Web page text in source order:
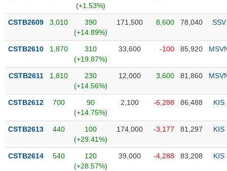
niêm
yết
Theo
dõi
biệt
được
quỹ
mục
ETF
(+1.53%)
CSTB2609 3,010
390
(+14.89%)
171,500 8,600 78,040 SSV
CSTB2610 1,870
310
(+19.87%)
33,600 -100 85,920
CSTB2611 1,810
230
(+14.56%)
12,000 3,600 81,860
CSTB2612 700
90
(+14.75%)
2,100 -6,288 86,488 KIS
CSTB2613 440
100
(+29.41%)
174,000 -3,177 81,297 KIS
CSTB2614 540
120
(+28.57%)
39,000 -4,288 83,208 KIS
CÔNG
ĐẦU
TƯ
DỮ